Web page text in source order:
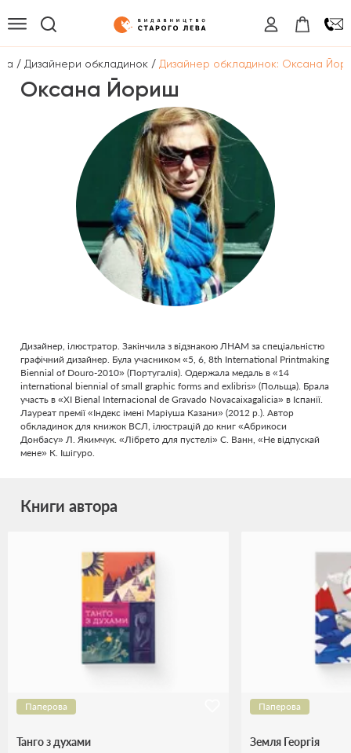
/ Дизайнери обкладинок / Дизайнер обкладинок: Оксана
Оксана Йориш
Дизайнер, ілюстратор. Закінчила з відзнакою ЛНАМ за спеціальністю
графічний дизайнер. Була учасником «5, 6, 8th International Printmaking
Biennial of Douro-2010» (Португалія). Одержала медаль в «14
international biennial of small graphic forms and exlibris» (Польща). Брала
участь в «XI Bienal Internacional de Gravado Novacaixagalicia» в Іспанії.
Лауреат премії «Індекс імені Маріуша Казани» (2012 р.). Автор
обкладинок для книжок ВСЛ, ілюстрацій до книг «Абрикоси
Донбасу» Л. Якимчук. «Лібрето для пустелі» С. Ванн, «Не відпускай
мене» К. Ішігуро.
Книги автора
Паперова
Танго з духами
Паперова
Земля Георгія